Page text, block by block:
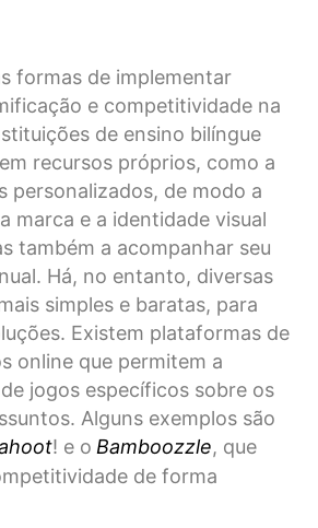
formas de implementar
e competitividade na
de ensino bilíngue
recursos próprios, como a
personalizados, de modo a
marca e a identidade visual
também a acompanhar seu
Há, no entanto, diversas
simples e baratas, para
Existem plataformas de
online que permitem a
jogos específicos sobre os
Alguns exemplos são
! e o Bamboozzle, que
de forma